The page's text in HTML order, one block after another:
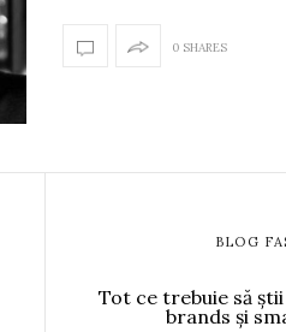
0 SHARES
BLOG
Tot ce trebuie să
brands și